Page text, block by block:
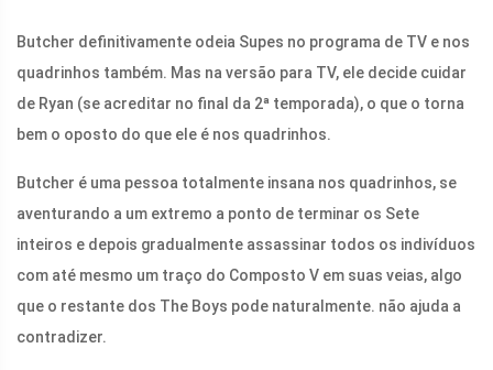
Butcher definitivamente odeia Supes no programa de TV e nos
quadrinhos também. Mas na versão para TV, ele decide cuidar
de Ryan (se acreditar no final da 2ª temporada), o que o torna
bem o oposto do que ele é nos quadrinhos.
Butcher é uma pessoa totalmente insana nos quadrinhos, se
aventurando a um extremo a ponto de terminar os Sete
inteiros e depois gradualmente assassinar todos os indivíduos
com até mesmo um traço do Composto V em suas veias, algo
que o restante dos The Boys pode naturalmente. não ajuda a
contradizer.